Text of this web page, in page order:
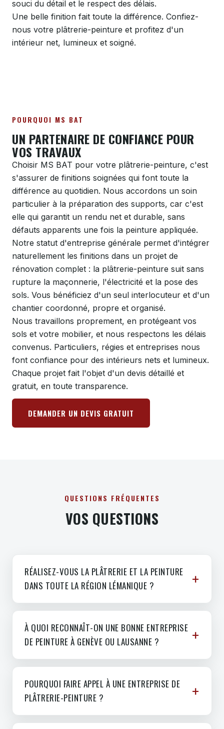
souci du détail et le respect des délais.
Une belle finition fait toute la différence. Confiez-
nous votre plâtrerie-peinture et profitez d'un
intérieur net, lumineux et soigné.
POURQUOI MS BAT
UN PARTENAIRE DE CONFIANCE POUR
VOS TRAVAUX
Choisir MS BAT pour votre plâtrerie-peinture, c'est
s'assurer de finitions soignées qui font toute la
différence au quotidien. Nous accordons un soin
particulier à la préparation des supports, car c'est
elle qui garantit un rendu net et durable, sans
défauts apparents une fois la peinture appliquée.
Notre statut d'entreprise générale permet d'intégrer
naturellement les finitions dans un projet de
rénovation complet : la plâtrerie-peinture suit sans
rupture la maçonnerie, l'électricité et la pose des
sols. Vous bénéficiez d'un seul interlocuteur et d'un
chantier coordonné, propre et organisé.
Nous travaillons proprement, en protégeant vos
sols et votre mobilier, et nous respectons les délais
convenus. Particuliers, régies et entreprises nous
font confiance pour des intérieurs nets et lumineux.
Chaque projet fait l'objet d'un devis détaillé et
gratuit, en toute transparence.
DEMANDER UN DEVIS GRATUIT
QUESTIONS FRÉQUENTES
VOS QUESTIONS
RÉALISEZ-VOUS LA PLÂTRERIE ET LA PEINTURE
DANS TOUTE LA RÉGION LÉMANIQUE ?
À QUOI RECONNAÎT-ON UNE BONNE ENTREPRISE
DE PEINTURE À GENÈVE OU LAUSANNE ?
POURQUOI FAIRE APPEL À UNE ENTREPRISE DE
PLÂTRERIE-PEINTURE ?